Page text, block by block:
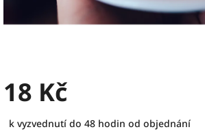
18 Kč
cena:
k vyzvednutí do 48 hodin od objednání